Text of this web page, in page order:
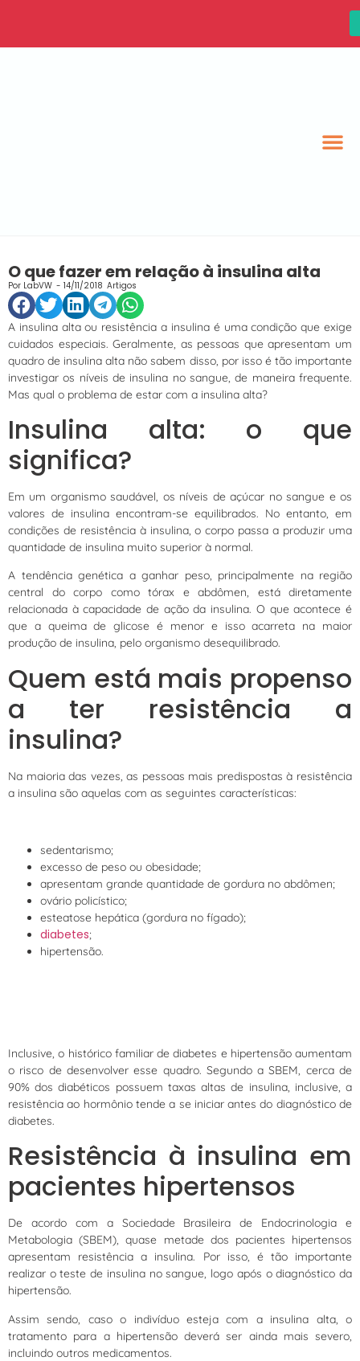
O que fazer em relação à insulina alta
Por LabVW - 14/11/2018 Artigos
A insulina alta ou resistência a insulina é uma condição que exige
cuidados especiais. Geralmente, as pessoas que apresentam um
quadro de insulina alta não sabem disso, por isso é tão importante
investigar os níveis de insulina no sangue, de maneira frequente.
Mas qual o problema de estar com a insulina alta?
Insulina alta: o que
significa?
Em um organismo saudável, os níveis de açúcar no sangue e os
valores de insulina encontram-se equilibrados. No entanto, em
condições de resistência à insulina, o corpo passa a produzir uma
quantidade de insulina muito superior à normal.
A tendência genética a ganhar peso, principalmente na região
central do corpo como tórax e abdômen, está diretamente
relacionada à capacidade de ação da insulina. O que acontece é
que a queima de glicose é menor e isso acarreta na maior
produção de insulina, pelo organismo desequilibrado.
Quem está mais propenso
a ter resistência a
insulina?
Na maioria das vezes, as pessoas mais predispostas à resistência
a insulina são aquelas com as seguintes características:
sedentarismo;
excesso de peso ou obesidade;
apresentam grande quantidade de gordura no abdômen;
ovário policístico;
esteatose hepática (gordura no fígado);
diabetes;
hipertensão.
Inclusive, o histórico familiar de diabetes e hipertensão aumentam
o risco de desenvolver esse quadro. Segundo a SBEM, cerca de
90% dos diabéticos possuem taxas altas de insulina, inclusive, a
resistência ao hormônio tende a se iniciar antes do diagnóstico de
diabetes.
Resistência à insulina em
pacientes hipertensos
De acordo com a Sociedade Brasileira de Endocrinologia e
Metabologia (SBEM), quase metade dos pacientes hipertensos
apresentam resistência a insulina. Por isso, é tão importante
realizar o teste de insulina no sangue, logo após o diagnóstico da
hipertensão.
Assim sendo, caso o indivíduo esteja com a insulina alta, o
tratamento para a hipertensão deverá ser ainda mais severo,
incluindo outros medicamentos.